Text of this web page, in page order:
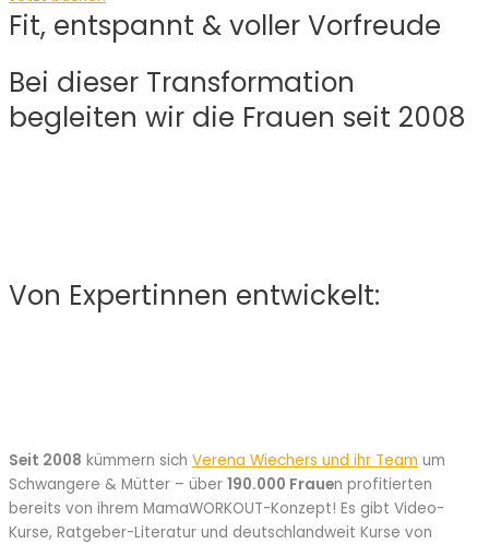
Fit, entspannt & voller Vorfreude
Bei dieser Transformation
begleiten wir die Frauen seit 2008
Von Expertinnen entwickelt:
Seit 2008 kümmern sich Verena Wiechers und ihr Team um
Schwangere & Mütter – über 190.000 Frauen profitierten
bereits von ihrem MamaWORKOUT-Konzept! Es gibt Video-
Kurse, Ratgeber-Literatur und deutschlandweit Kurse von